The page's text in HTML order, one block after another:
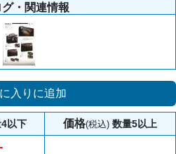
グ・関連情報
入りに追加
以下 価格(税込) 数量5以上
-